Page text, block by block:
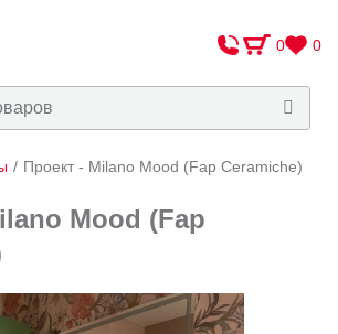
0 0
/ Проект - Milano Mood (Fap Ceramiche)
Mood (Fap